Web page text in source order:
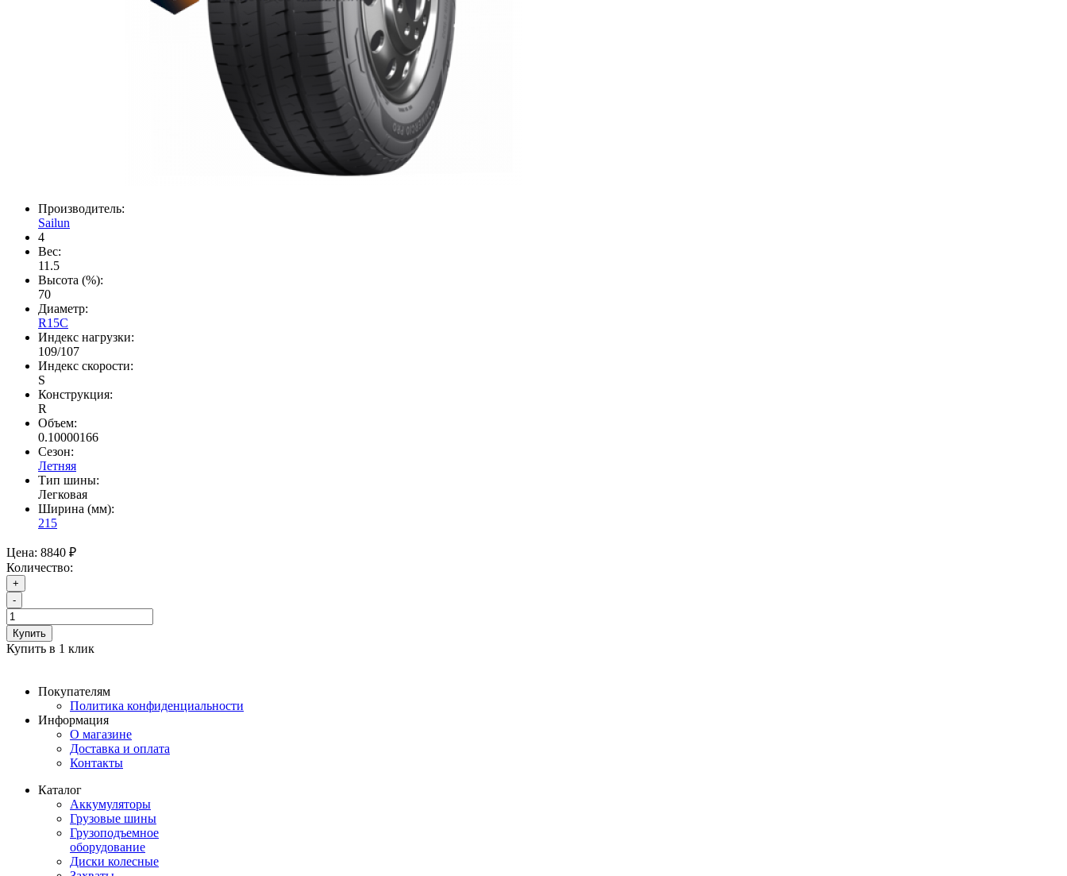
Производитель:
Sailun
4
Вес:
11.5
Высота (%):
70
Диаметр:
R15C
Индекс нагрузки:
109/107
Индекс скорости:
S
Конструкция:
R
Объем:
0.10000166
Сезон:
Летняя
Тип шины:
Легковая
Ширина (мм):
215
Цена: 8840 ₽
Количество:
+
-
Купить
Купить в 1 клик
Покупателям
Политика конфиденциальности
Информация
О магазине
Доставка и оплата
Контакты
Каталог
Аккумуляторы
Грузовые шины
Грузоподъемное
оборудование
Диски колесные